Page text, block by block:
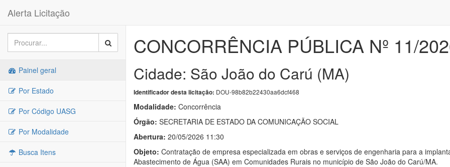
Alerta Licitação
Painel geral
Por Estado
Por Código UASG
Por Modalidade
Busca Itens
CONCORRÊNCIA PÚBLICA Nº 11/
Cidade: São João do Carú (MA)
Identificador desta licitação: DOU-98b82b22430aa6dcf468
Modalidade: Concorrência
Órgão: SECRETARIA DE ESTADO DA COMUNICAÇÃO SOCIAL
Abertura: 20/05/2026 11:30
Objeto: Contratação de empresa especializada em obras e serviços de engenharia para a
Abastecimento de Água (SAA) em Comunidades Rurais no município de São João do Carú/MA.